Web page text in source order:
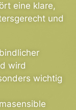
eine klare,
und
wird
wichtig